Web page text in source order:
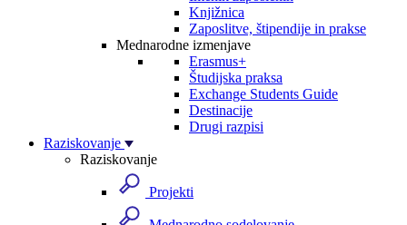
Knjižnica
Zaposlitve, štipendije in prakse
Mednarodne izmenjave
Erasmus+
Študijska praksa
Exchange Students Guide
Destinacije
Drugi razpisi
Raziskovanje
Raziskovanje
Projekti